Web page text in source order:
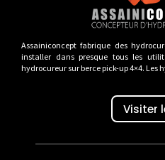
Assainiconcept fabrique des
installer dans presque tous les
hydrocureur sur berce pick-up 4×4. Les
Visiter